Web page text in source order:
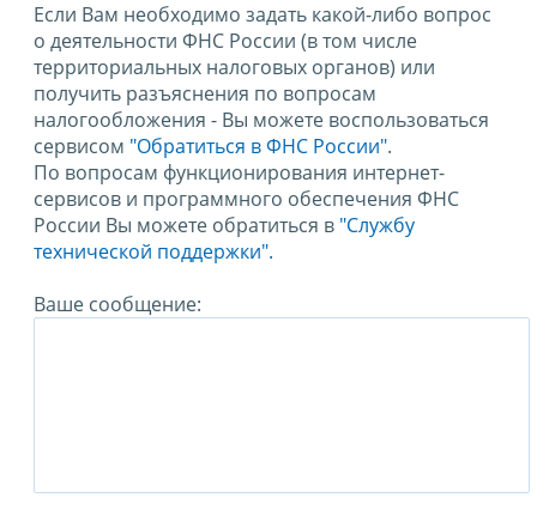
Если Вам необходимо задать какой-либо вопрос
о деятельности ФНС России (в том числе
территориальных налоговых органов) или
получить разъяснения по вопросам
налогообложения - Вы можете воспользоваться
сервисом "Обратиться в ФНС России".
По вопросам функционирования интернет-
сервисов и программного обеспечения ФНС
России Вы можете обратиться в "Службу
технической поддержки".
Ваше сообщение: